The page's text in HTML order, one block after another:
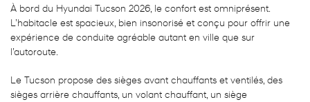
À bord du Hyundai Tucson 2026, le confort est omniprésent.
L’habitacle est spacieux, bien insonorisé et conçu pour offrir une
expérience de conduite agréable autant en ville que sur
l’autoroute.
Le Tucson propose des sièges avant chauffants et ventilés, des
sièges arrière chauffants, un volant chauffant, un siège